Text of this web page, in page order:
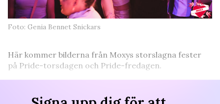
Foto: Genia Bennet Snickars
Här kommer bilderna från Moxys storslagna fester
på Pride-torsdagen och Pride-fredagen.